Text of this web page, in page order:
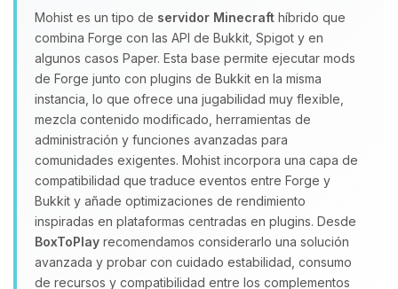
Mohist es un tipo de servidor Minecraft híbrido que
combina Forge con las API de Bukkit, Spigot y en
algunos casos Paper. Esta base permite ejecutar mods
de Forge junto con plugins de Bukkit en la misma
instancia, lo que ofrece una jugabilidad muy flexible,
mezcla contenido modificado, herramientas de
administración y funciones avanzadas para
comunidades exigentes. Mohist incorpora una capa de
compatibilidad que traduce eventos entre Forge y
Bukkit y añade optimizaciones de rendimiento
inspiradas en plataformas centradas en plugins. Desde
BoxToPlay recomendamos considerarlo una solución
avanzada y probar con cuidado estabilidad, consumo
de recursos y compatibilidad entre los complementos
Yupi, por fin alguien con quien
hablar! Soy Choupy, tu pequeno
asistente de BoxToPlay. Cuentame
que necesitas y moveré mis
pequenos circuitos para ayudarte.
10/08/2026 20:36